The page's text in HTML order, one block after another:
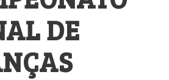
DE